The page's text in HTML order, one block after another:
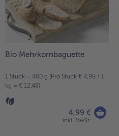
Bio Mehrkornbaguette
1 Stück = 400 g (Pro Stück € 4,99 / 1
kg = € 12,48)
4,99 €
inkl. MwSt.